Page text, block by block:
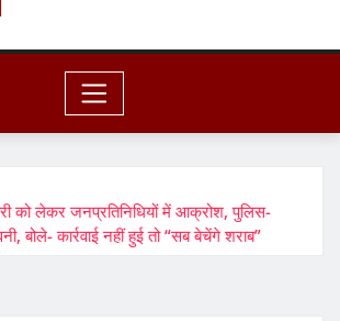
को लेकर जनप्रतिनिधियों में आक्रोश, पुलिस-
बोले- कार्रवाई नहीं हुई तो “सब बेचेंगे शराब”